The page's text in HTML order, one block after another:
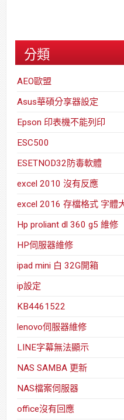
分類
AEO歐盟
Asus華碩分享器設定
Epson 印表機不能列印
ESC500
ESETNOD32防毒軟體
excel 2010 沒有反應
excel 2016 存檔格式 字體
Hp proliant dl 360 g5 維修
HP伺服器維修
ipad mini 白 32G開箱
ip設定
KB4461522
lenovo伺服器維修
LINE字幕無法顯示
NAS SAMBA 更新
NAS檔案伺服器
office沒有回應